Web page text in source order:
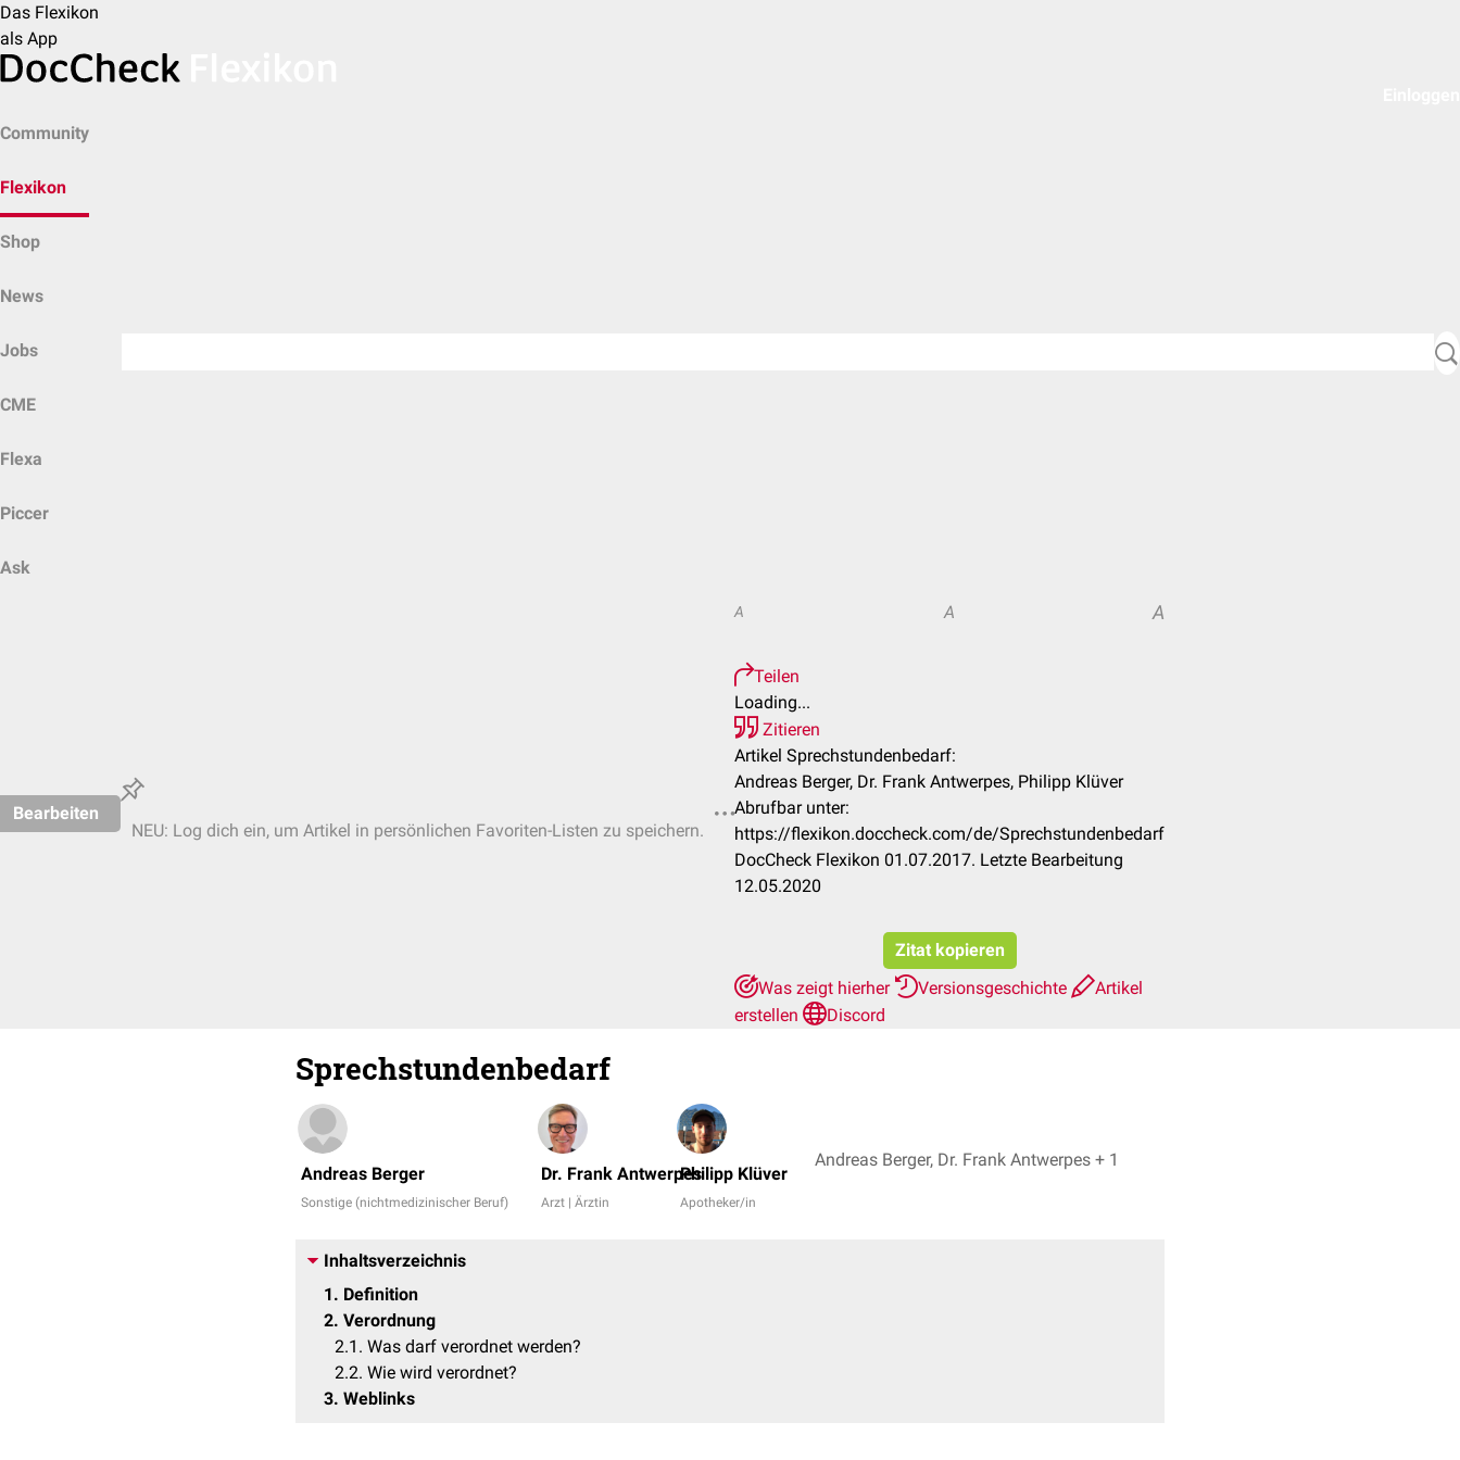
Das Flexikon
als App
Community
Flexikon
Shop
News
Jobs
CME
Flexa
Piccer
Ask
Bearbeiten
NEU: Log dich ein, um Artikel in persönlichen Favoriten-Listen zu speichern.
A A A
Teilen
Loading...
Zitieren
Artikel Sprechstundenbedarf:
Andreas Berger, Dr. Frank Antwerpes, Philipp Klüver
Abrufbar unter:
https://flexikon.doccheck.com/de/Sprechstundenbedarf
DocCheck Flexikon 01.07.2017. Letzte Bearbeitung
12.05.2020
Zitat kopieren
Was zeigt hierher
Versionsgeschichte
Artikel
erstellen
Discord
Sprechstundenbedarf
Andreas Berger
Sonstige (nichtmedizinischer Beruf)
Dr. Frank Antwerpes
Arzt | Ärztin
Philipp Klüver
Apotheker/in
Andreas Berger, Dr. Frank Antwerpes + 1
Inhaltsverzeichnis
1
Definition
2 Verordnung
2.1 Was darf verordnet werden?
2.2 Wie wird verordnet?
3 Weblinks